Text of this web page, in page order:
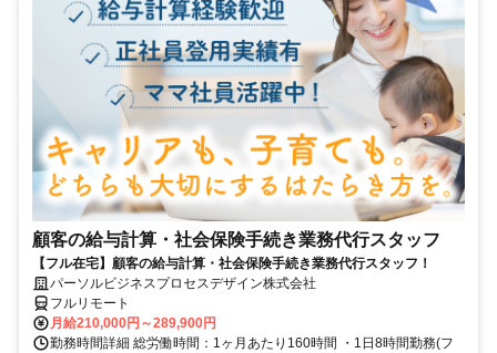
顧客の給与計算・社会保険手続き業務代行スタッフ
【フル在宅】顧客の給与計算・社会保険手続き業務代行スタッフ！
パーソルビジネスプロセスデザイン株式会社
フルリモート
月給210,000円～289,900円
勤務時間詳細 総労働時間：1ヶ月あたり160時間 ・1日8時間勤務(フ